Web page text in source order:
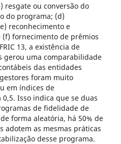
resgate ou conversão do
do programa; (d)
reconhecimento e
(f) fornecimento de prêmios
13, a existência de
gerou uma comparabilidade
das entidades
foram muito
em índices de
Isso indica que se duas
de fidelidade de
forma aleatória, há 50% de
adotem as mesmas práticas
desse programa.